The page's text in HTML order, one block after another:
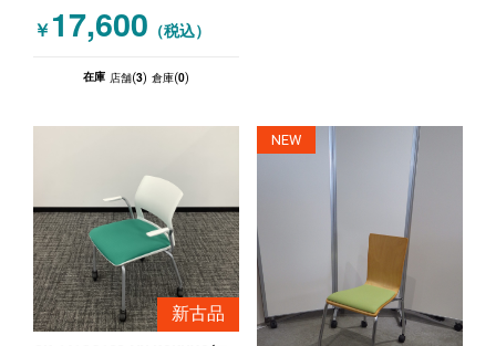
付 ホワイト
￥ 17,600 （税込）
在庫 店舗(3) 倉庫(0)
新古品
NEW